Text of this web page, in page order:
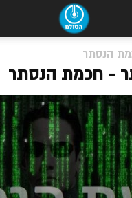
הנסתר
- חכמת הנסתר